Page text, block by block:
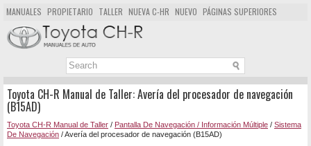
MANUALES PROPIETARIO TALLER NUEVA C-HR NUEVO PÁGINAS SUPERIORES
MAPA DEL SITIO
BUSCAR
Toyota CH-R Manual de Taller: Avería del procesador de navegación
(B15AD)
Toyota CH-R Manual de Taller / Pantalla De Navegación / Información Múltiple / Sistema
De Navegación / Avería del procesador de navegación (B15AD)